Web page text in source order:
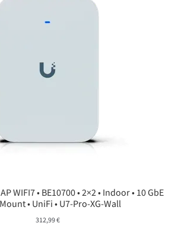
WIFI7 • BE10700 • 2×2 • Indoor • 10 GbE
• UniFi • U7-Pro-XG-Wall
312,99€